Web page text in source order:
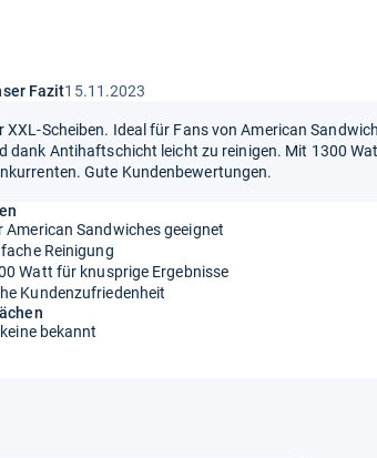
Fazit15.11.2023
XXL-Scheiben. Ideal für Fans von American
dank Antihaftschicht leicht zu reinigen. Mit 1300
Gute Kundenbewertungen.
American Sandwiches geeignet
Reinigung
Watt für knusprige Ergebnisse
Kundenzufriedenheit
bekannt